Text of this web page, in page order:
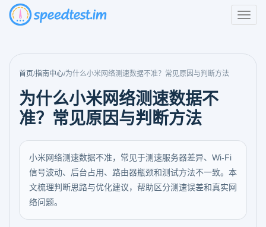
首页/指南中心/为什么小米网络测速数据不准？常见原因与判断方法
为什么小米网络测速数据不
准？常见原因与判断方法
小米网络测速数据不准，常见于测速服务器差异、Wi-Fi
信号波动、后台占用、路由器瓶颈和测试方法不一致。本
文梳理判断思路与优化建议，帮助区分测速误差和真实网
络问题。